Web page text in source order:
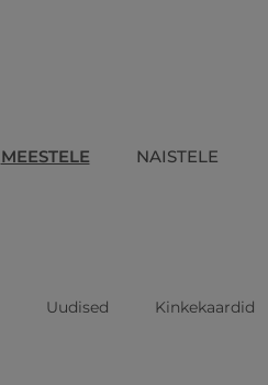
MEESTELE NAISTELE
Uudised Kinkekaardid